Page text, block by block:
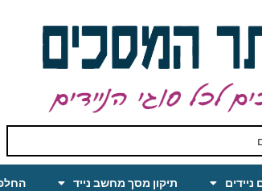
תיקון מסך מחשב נייד